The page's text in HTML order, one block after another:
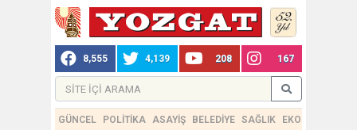
8,555 4,139 208 167
GÜNCEL POLİTİKA ASAYİŞ BELEDİYE SAĞLIK EKONOMİ